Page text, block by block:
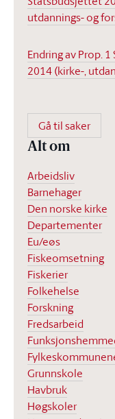
utdannings- og
Endring av Prop.
2014 (kirke-,
Gå til saker
Alt om
Arbeidsliv
Barnehager
Den norske kirke
Departementer
Eu/eøs
Fiskeomsetning
Fiskerier
Folkehelse
Forskning
Fredsarbeid
Grunnskole
Havbruk
Høgskoler